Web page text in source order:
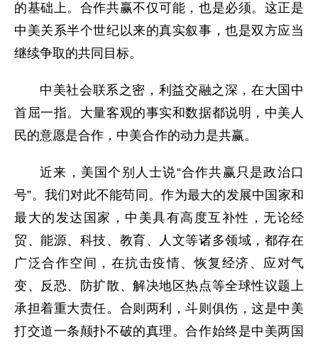
的基础上。合作共赢不仅可能，也是必须。这正是
中美关系半个世纪以来的真实叙事，也是双方应当
继续争取的共同目标。
中美社会联系之密，利益交融之深，在大国中
首屈一指。大量客观的事实和数据都说明，中美人
民的意愿是合作，中美合作的动力是共赢。
近来，美国个别人士说“合作共赢只是政治口
号”。我们对此不能苟同。作为最大的发展中国家和
最大的发达国家，中美具有高度互补性，无论经
贸、能源、科技、教育、人文等诸多领域，都存在
广泛合作空间，在抗击疫情、恢复经济、应对气
变、反恐、防扩散、解决地区热点等全球性议题上
承担着重大责任。合则两利，斗则俱伤，这是中美
打交道一条颠扑不破的真理。合作始终是中美两国